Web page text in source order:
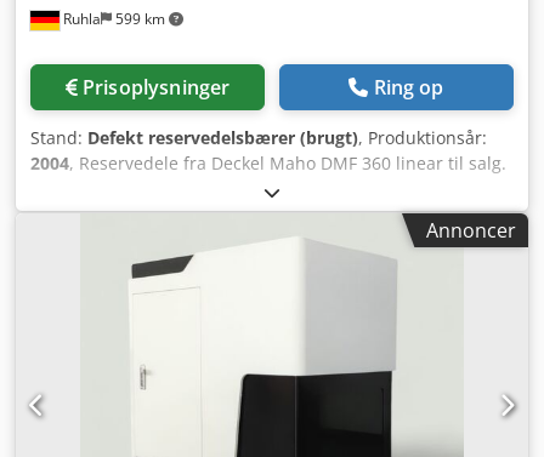
Ruhla 599 km
Prisoplysninger Ring op
Stand: Defekt reservedelsbærer (brugt), Produktionsår:
2004, Reservedele fra Deckel Maho DMF 360 linear til salg.
Maskinen bruges udelukkende som reservedelsdonor.
Maskinen er komplet i alle dele. F.eks.: styring iTNC 530,
komplet styreskab, SK50 spindel som ny, køleenhed,
skillevæg, reolvæg, SK50 svinghoved Hirth (defekt),
spånbånd, IKZ-anlæg 80 bar, diverse andre brugte dele i
Annoncer